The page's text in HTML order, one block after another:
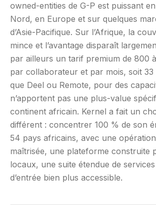
owned-entities de G-P est puissant
Nord, en Europe et sur quelques
d’Asie-Pacifique. Sur l’Afrique, la
mince et l’avantage disparaît
par ailleurs un tarif premium de 800
par collaborateur et par mois, soit
que Deel ou Remote, pour des
n’apportent pas une plus-value
continent africain. Kernel a fait un
différent : concentrer 100 % de son
54 pays africains, avec une
maîtrisée, une plateforme construite
locaux, une suite étendue de
d’entrée bien plus accessible.